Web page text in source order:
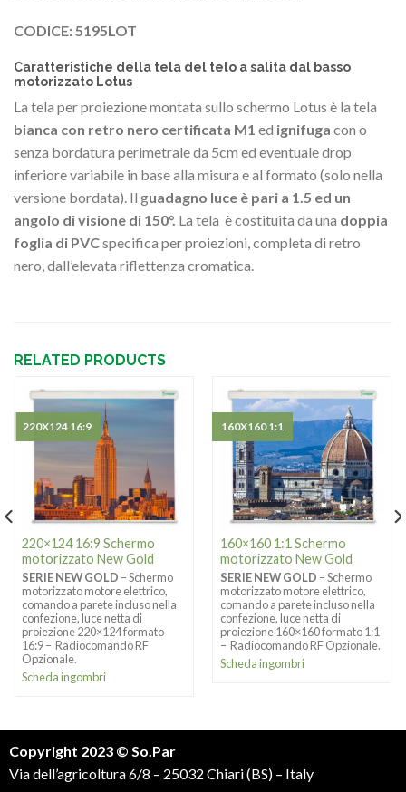
CODICE: 5195LOT
Caratteristiche della tela del telo a salita dal basso
motorizzato Lotus
La tela per proiezione montata sullo schermo Lotus è la tela
bianca con retro nero certificata M1 ed ignifuga con o
senza bordatura perimetrale da 5cm ed eventuale drop
inferiore variabile in base alla misura e al formato (solo nella
versione bordata). Il guadagno luce è pari a 1.5 ed un
angolo di visione di 150°. La tela è costituita da una doppia
foglia di PVCspecifica per proiezioni, completa di retro
nero, dall’elevata riflettenza cromatica.
RELATED PRODUCTS
220×124 16:9 Schermo
motorizzato New Gold
SERIE NEW GOLD – Schermo
motorizzato motore elettrico,
comando a parete incluso nella
confezione, luce netta di
proiezione 220×124 formato
16:9 – Radiocomando RF
Opzionale.
Scheda ingombri
220X124 16:9
160×160 1:1 Schermo
motorizzato New Gold
SERIE NEW GOLD – Schermo
motorizzato motore elettrico,
comando a parete incluso nella
confezione, luce netta di
proiezione 160×160 formato 1:1
– Radiocomando RF Opzionale.
Scheda ingombri
160X160 1:1
Copyright 2023 © So.Par
Via dell’agricoltura 6/8 – 25032 Chiari (BS) – Italy